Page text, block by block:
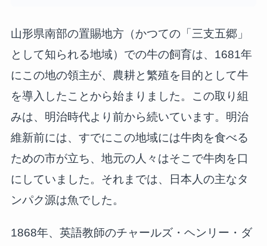
山形県南部の置賜地方（かつての「三支五郷」
として知られる地域）での牛の飼育は、1681年
にこの地の領主が、農耕と繁殖を目的として牛
を導入したことから始まりました。この取り組
みは、明治時代より前から続いています。明治
維新前には、すでにこの地域には牛肉を食べる
ための市が立ち、地元の人々はそこで牛肉を口
にしていました。それまでは、日本人の主なタ
ンパク源は魚でした。
1868年、英語教師のチャールズ・ヘンリー・ダ